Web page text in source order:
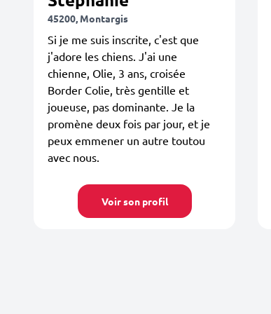
45200, Montargis
Si je me suis inscrite, c'est que
j'adore les chiens. J'ai une
chienne, Olie, 3 ans, croisée
Border Colie, très gentille et
joueuse, pas dominante. Je la
promène deux fois par jour, et je
peux emmener un autre toutou
avec nous.
Voir son profil